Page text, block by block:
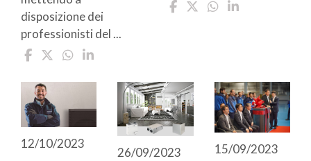
disposizione dei
professionisti del ...
12/10/2023
26/09/2023
15/09/2023